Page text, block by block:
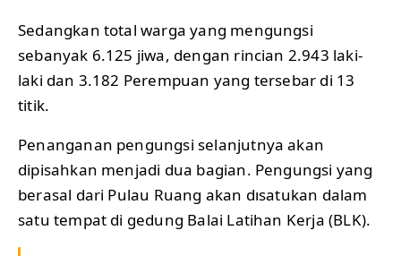
Sedangkan total warga yang mengungsi
sebanyak 6.125 jiwa, dengan rincian 2.943 laki-
laki dan 3.182 Perempuan yang tersebar di 13
titik.
Penanganan pengungsi selanjutnya akan
dipisahkan menjadi dua bagian. Pengungsi yang
berasal dari Pulau Ruang akan dısatukan dalam
satu tempat di gedung Balai Latihan Kerja (BLK).